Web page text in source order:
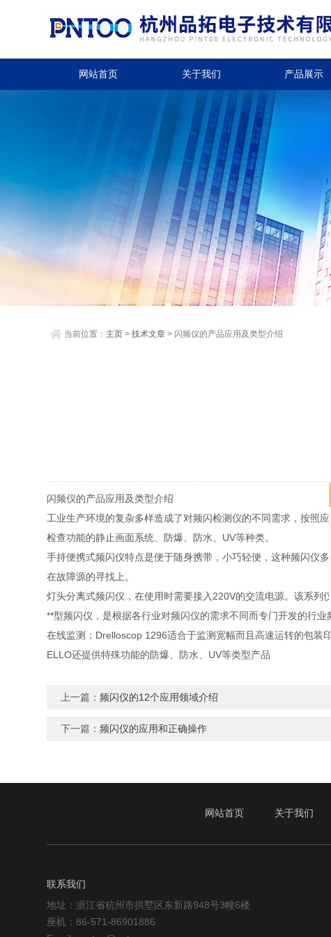
网站首页 关于我们 产品展示
当前位置： 主页 >技术文章 > 闪频仪的产品应用及类型介绍
闪频仪的产品应用及类型介绍
工业生产环境的复杂多样造成了对频闪检测仪的不同需求，按照
检查功能的静止画面系统、防爆、防水、UV等种类。
手持便携式频闪仪特点是便于随身携带，小巧轻便，这种频闪仪
在故障源的寻找上。
灯头分离式频闪仪，在使用时需要接入220V的交流电源。该系列
**型频闪仪，是根据各行业对频闪仪的需求不同而专门开发的行
在线监测；Drelloscop 1296适合于监测宽幅而且高速运转的包
ELLO还提供特殊功能的防爆、防水、UV等类型产品
上一篇：频闪仪的12个应用领域介绍
下一篇：频闪仪的应用和正确操作
网站首页 关于我们
联系我们
地址：浙江省杭州市拱墅区东新路948号3幢6楼
座机：86-571-86901886